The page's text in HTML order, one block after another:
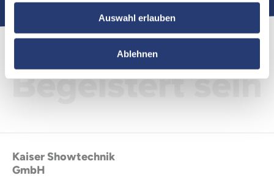
Auswahl erlauben
Ablehnen
Kaiser Showtechnik
GmbH